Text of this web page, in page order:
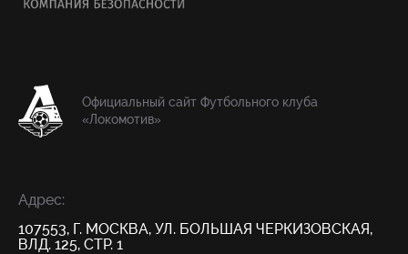
Официальный сайт Футбольного клуба
«Локомотив»
Адрес:
107553, Г. МОСКВА, УЛ. БОЛЬШАЯ ЧЕРКИЗОВСКАЯ,
ВЛД. 125, СТР. 1